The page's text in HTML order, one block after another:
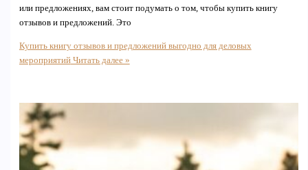
или предложениях, вам стоит подумать о том, чтобы купить книгу
отзывов и предложений. Это
Купить книгу отзывов и предложений выгодно для деловых
мероприятийЧитать далее »